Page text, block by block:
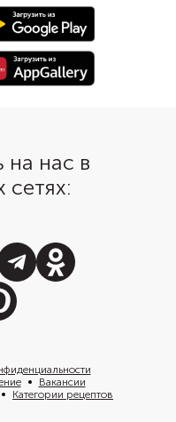
нас в
сетях:
Вакансии
Категории рецептов